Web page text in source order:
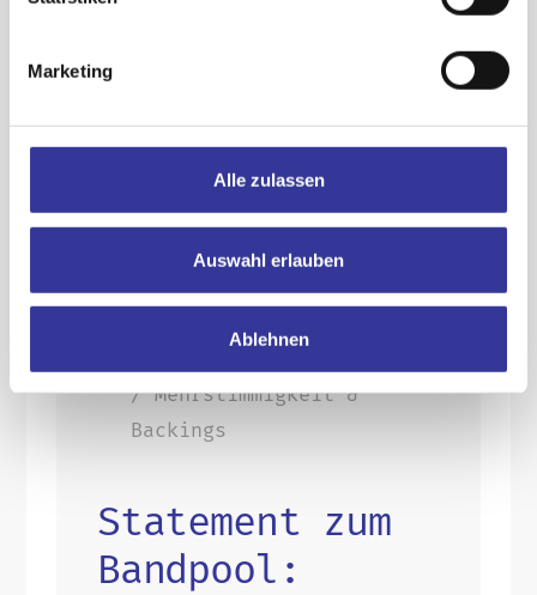
Marketing
Alle zulassen
Auswahl erlauben
Ablehnen
Coaching:
gesunder und
charakterstarker Umgang
mit der Stimme
ausgeprägteres
/ Mehrstimmigkeit &
Backings
Statement zum
Bandpool: